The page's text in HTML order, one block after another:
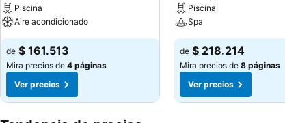
Piscina
Aire acondicionado
de $ 161.513
Mira precios de 4 páginas
Ver precios
Piscina
Spa
de $ 218.214
Mira precios de 8 páginas
Ver precios